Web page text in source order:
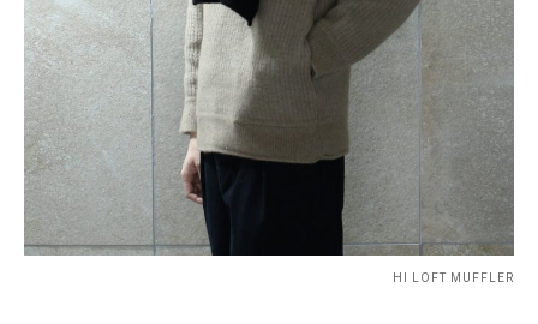
HI LOFT MUFFLER